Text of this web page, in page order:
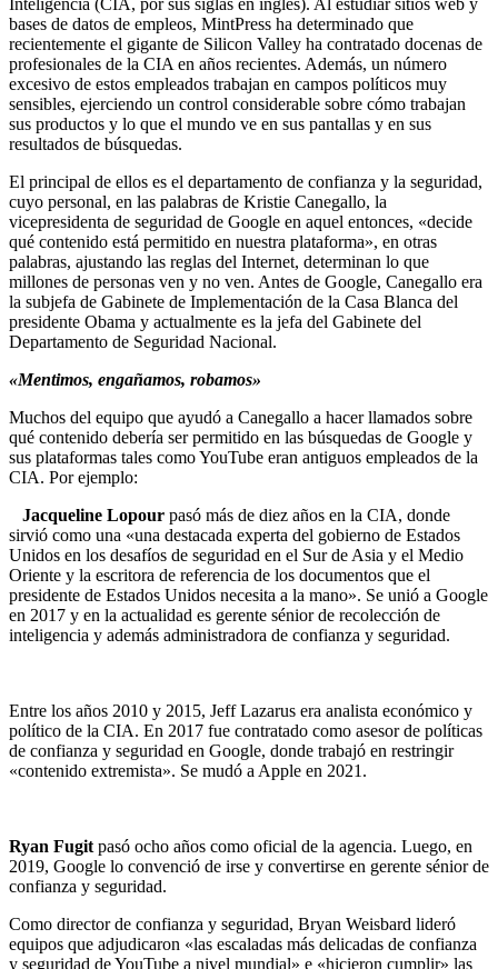
bases de datos de empleos, MintPress ha determinado que
recientemente el gigante de Silicon Valley ha contratado docenas de
profesionales de la CIA en años recientes. Además, un número
excesivo de estos empleados trabajan en campos políticos muy
sensibles, ejerciendo un control considerable sobre cómo trabajan
sus productos y lo que el mundo ve en sus pantallas y en sus
resultados de búsquedas.
El principal de ellos es el departamento de confianza y la seguridad,
cuyo personal, en las palabras de Kristie Canegallo, la
vicepresidenta de seguridad de Google en aquel entonces, «decide
qué contenido está permitido en nuestra plataforma», en otras
palabras, ajustando las reglas del Internet, determinan lo que
millones de personas ven y no ven. Antes de Google, Canegallo era
la subjefa de Gabinete de Implementación de la Casa Blanca del
presidente Obama y actualmente es la jefa del Gabinete del
Departamento de Seguridad Nacional.
«Mentimos, engañamos, robamos»
Muchos del equipo que ayudó a Canegallo a hacer llamados sobre
qué contenido debería ser permitido en las búsquedas de Google y
sus plataformas tales como YouTube eran antiguos empleados de la
CIA. Por ejemplo:
Jacqueline Lopour pasó más de diez años en la CIA, donde
sirvió como una «una destacada experta del gobierno de Estados
Unidos en los desafíos de seguridad en el Sur de Asia y el Medio
Oriente y la escritora de referencia de los documentos que el
presidente de Estados Unidos necesita a la mano». Se unió a Google
en 2017 y en la actualidad es gerente sénior de recolección de
inteligencia y además administradora de confianza y seguridad.
Entre los años 2010 y 2015, Jeff Lazarus era analista económico y
político de la CIA. En 2017 fue contratado como asesor de políticas
de confianza y seguridad en Google, donde trabajó en restringir
«contenido extremista». Se mudó a Apple en 2021.
Ryan Fugit pasó ocho años como oficial de la agencia. Luego, en
2019, Google lo convenció de irse y convertirse en gerente sénior de
confianza y seguridad.
Como director de confianza y seguridad, Bryan Weisbard lideró
equipos que adjudicaron «las escaladas más delicadas de confianza
y seguridad de YouTube a nivel mundial» e «hicieron cumplir» las